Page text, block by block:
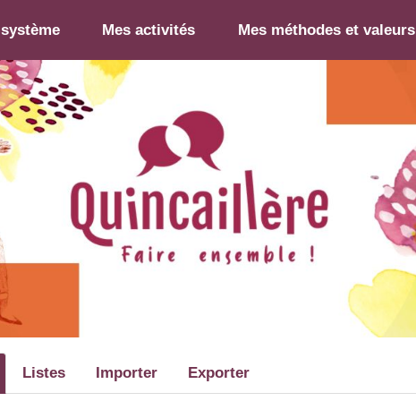
Mes activités Mes méthodes et valeurs
Listes Importer Exporter